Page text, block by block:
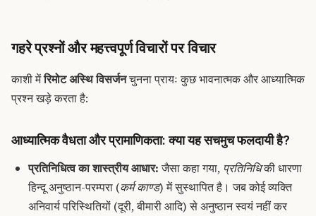
गहरे प्रश्नों और महत्त्वपूर्ण विचारों पर विचार
काशी मेंरिमोट अस्थि विसर्जनचुनना प्रायः कुछ भावनात्मक और आध्यात्मिक
प्रश्न खड़े करता है:
आध्यात्मिक वैधता और प्रामाणिकता: क्या यह सचमुच फलदायी है?
प्रतिनिधित्व का शास्त्रीय आधार:जैसा कहा गया, प्रतिनिधिकी धारणा
हिन्दू अनुष्ठान-परम्परा (कर्म काण्ड) में सुस्थापित है। जब कोई व्यक्ति
अनिवार्य परिस्थितियों (दूरी, बीमारी आदि) से अनुष्ठान स्वयं नहीं कर